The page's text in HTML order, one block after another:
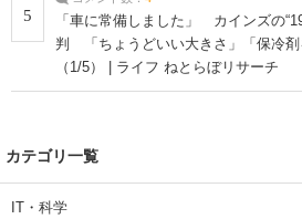
5
「車に常備しました」 カインズの
判 「ちょうどいい大きさ」「保冷剤
（1/5） | ライフ ねとらぼリサーチ
カテゴリ一覧
IT・科学